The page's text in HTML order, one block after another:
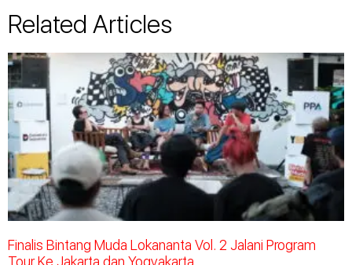
Related Articles
Finalis Bintang Muda Lokananta Vol. 2 Jalani Program
Tour Ke Jakarta dan Yogyakarta